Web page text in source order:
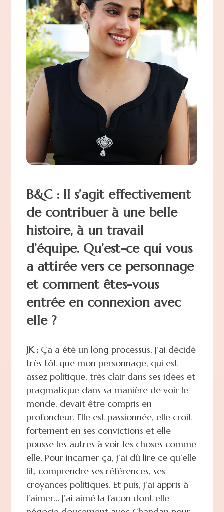
B&C : Il s’agit effectivement
de contribuer à une belle
histoire, à un travail
d’équipe. Qu’est-ce qui vous
a attirée vers ce personnage
et comment êtes-vous
entrée en connexion avec
elle ?
JK :Ça a été un long processus. J’ai décidé
très tôt que mon personnage, qui est
assez politique, très clair dans ses idées et
pragmatique dans sa manière de voir le
monde, devait être compris en
profondeur. Elle est passionnée, elle croit
fortement en ses convictions et elle
pousse les autres à voir les choses comme
elle. Pour incarner ça, j’ai dû lire ce qu’elle
lit, comprendre ses références, ses
croyances politiques. Et puis, j’ai appris à
l’aimer… J’ai aimé la façon dont elle